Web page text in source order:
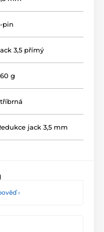
pin
3,5 přímý
g
jack 3,5 mm
›